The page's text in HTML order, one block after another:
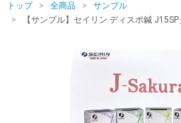
トップ 全商品
サンプル
【サンプル】セイリン ディスポ鍼